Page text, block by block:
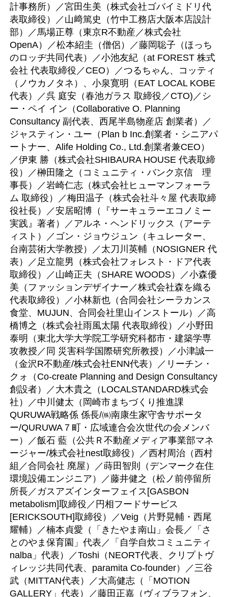
計事務所）／宮田生美（株式会社ゴバイミドリ代
表取締役）／山﨑篤史（竹中工務店大阪本店設計
部）／馬場正尊（東京R不動産／株式会社
OpenA）／松本紹圭（僧侶）／藤岡聡子（ほっち
のロッヂ共同代表）／小池友紀（at FOREST 株式
会社 代表取締役／CEO）／つるちゃん、コッティ
（ノウカノタネ）、小泉寛明（EAT LOCAL KOBE
代表）／呉 庭安（春池ガラス 取締役／CTO)／シ
ー・ペイ イン（Collaborative O. Planning
Consultancy 副代表、西尾半島物産店 創業者）／
ジャスティン・ユー（Plan b Inc.創業者・シニアパ
ートナー、Alife Holding Co., Ltd.創業者兼CEO）
／伊東 勝（株式会社SHIBAURA HOUSE 代表取締
役）／榊󠄀田隆之（コミュニティ・バンク京信 理
事長）／岩崎仁志（株式会社ヒューマンフォーラ
ム 取締役）／梅田温子（株式会社斗々屋 代表取締
役社長）／安居昭博（『サーキュラーエコノミー
実践』著者）／アルネ・ヘンドリックス（アーテ
ィスト）／ゴン・ジョウジュン（キュレーター、
台南芸術大学教授）／太刀川英輔（NOSIGNER 代
表）／足立龍男（株式会社フォレスト・ドア代表
取締役）／山崎正夫（SHARE WOODS）／小森優
美（ファッションデザイナー／株式会社森を織る
代表取締役）／小林新也（合同会社シーラカンス
食堂、MUJUN、合同会社里山インストール）／高
橋博之（株式会社雨風太陽 代表取締役）／小野田
泰明（東北大学大学院工学研究科都市・建築学専
攻教授／同 災害科学国際研究所教授）／小津誠一
（金沢R不動産/株式会社ENN代表）／リーチン・
クォ（Co-create Planning and Design Consultancy
創設者）／大木貴之（LOCALSTANDARD株式会
社）／中川健太（岡崎市まちづくり推進課
QURUWA戦略係 係長/㈱南康生家守舎サポータ
ー/QURUWA７町・広域連合会次世代の会メンバ
ー）／飯石 藍（公共Ｒ不動産メディア事業部マネ
ージャー/株式会社nest取締役）／西村周治（西村
組／合同会社 廃屋）／蒔田智則（デンマーク在住
環境設備エンジニア）／藤井健之（松ノ前停留所
所長／ガスアズインターフェイス[GASBON
metabolism]取締役／円相フードサービス
[ERICKSOUTH]取締役）／Veig（片野晃輔・西尾
耀輔）／楠本貞愛（「きたやま南山」会長／「さ
とのやま保育園」代表／「自学自炊コミュニティ
nalba」代表）／Toshi（NEORT代表、クリプトヴ
ィレッジ共同代表、paramita Co-founder）／三谷
武（MITTAN代表）／大高健志（「MOTION
GALLERY」代表）／藤田正嘉（ヴィブラフォン、